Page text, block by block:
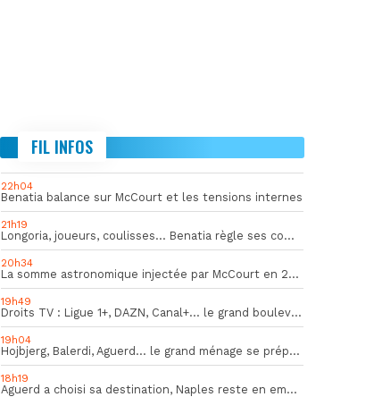
FIL INFOS
22h04
Benatia balance sur McCourt et les tensions internes
21h19
Longoria, joueurs, coulisses… Benatia règle ses comptes !
20h34
La somme astronomique injectée par McCourt en 2026 pour soutenir l’OM
19h49
Droits TV : Ligue 1+, DAZN, Canal+… le grand bouleversement
19h04
Hojbjerg, Balerdi, Aguerd… le grand ménage se prépare
18h19
Aguerd a choisi sa destination, Naples reste en embuscade